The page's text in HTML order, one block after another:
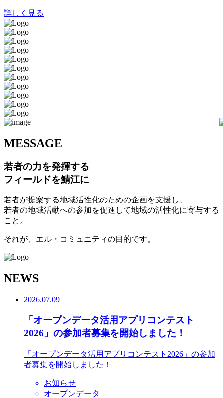
詳しく見る
MESSAGE
若者の力を発揮する
フィールドを鯖江に
若者が提案する地域活性化のための企画を支援し、
若者の地域活動への参加を促進して地域の活性化に寄与する
こと。
それが、エル・コミュニティの目的です。
NEWS
2026.07.09
「オープンデータ活用アプリコンテスト
2026」の参加者募集を開始しました！
「オープンデータ活用アプリコンテスト2026」の参加
者募集を開始しました！
お知らせ
オープンデータ